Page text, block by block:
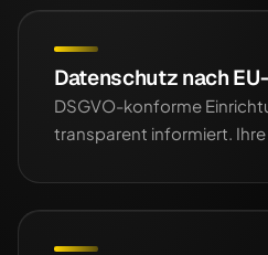
Datenschutz nach
DSGVO-konforme
transparent informiert.